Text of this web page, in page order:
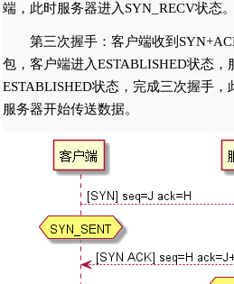
端，此时服务器进入SYN_RECV状态。
第三次握手：客户端收到
包，客户端进入ESTABLISHED状态，
ESTABLISHED状态，完成三次握手
服务器开始传送数据。